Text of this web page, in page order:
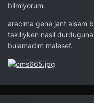
bilmiyorum.
aracıma gene jant alsam
takılıyken nasıl
bulamadım malesef.